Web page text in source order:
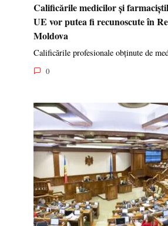
Calificările medicilor și
UE vor putea fi recunoscute în
Moldova
Calificările profesionale obținute de
0